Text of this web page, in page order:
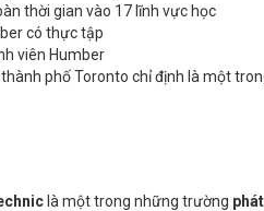
thời gian vào 17 lĩnh vực học
có thực tập
viên Humber
phố Toronto chỉ định là một
là một trong những trường